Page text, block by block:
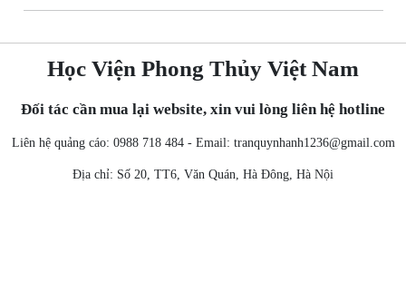
Học Viện Phong Thủy Việt Nam
Đối tác cần mua lại website, xin vui lòng liên hệ hotline
Liên hệ quảng cáo: 0988 718 484 - Email: tranquynhanh1236@gmail.com
Địa chỉ: Số 20, TT6, Văn Quán, Hà Đông, Hà Nội